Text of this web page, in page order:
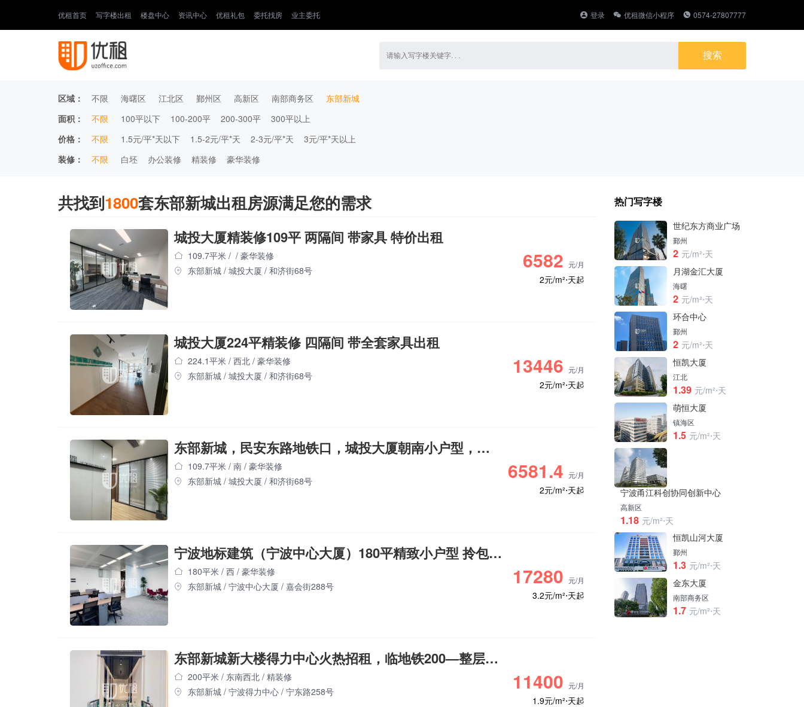
优租首页 写字楼出租 楼盘中心 资讯中心 优租礼包 委托找房 业主委托 登录 优租微信小程序 0574-27807777
区域： 不限 海曙区 江北区 鄞州区 高新区 南部商务区
东部新城
面积：
不限 100平以下 100-200平 200-300平
300平以上
价格：
不限 1.5元/平*天以下 1.5-2元/平*天 2-3元/平*天
3元/平*天以上
装修：
不限 白坯 办公装修 精装修 豪华装修
共找到1800套东部新城出租房源满足您的需求
城投大厦精装修109平 两隔间 带家具 特价出租
109.7平米 / / 豪华装修
东部新城 / 城投大厦 / 和济街68号 6582 元/月
2元/m²⋅天起
城投大厦224平精装修 四隔间 带全套家具出租
224.1平米 / 西北 / 豪华装修
东部新城 / 城投大厦 / 和济街68号 13446 元/月
2元/m²⋅天起
东部新城，民安东路地铁口，城投大厦朝南小户型，带家具拎包办公
109.7平米 / 南 / 豪华装修
东部新城 / 城投大厦 / 和济街68号 6581.4 元/月
2元/m²⋅天起
宁波地标建筑（宁波中心大厦）180平精致小户型 拎包办公
180平米 / 西 / 豪华装修
东部新城 / 宁波中心大厦 / 嘉会街288号 17280 元/月
3.2元/m²⋅天起
东部新城新大楼得力中心火热招租，临地铁200—整层1560平
200平米 / 东南西北 / 精装修
东部新城 / 宁波得力中心 / 宁东路258号 11400 元/月
1.9元/m²⋅天起
热门写字楼
世纪东方商业广场
鄞州
2 元/m²⋅天
月湖金汇大厦
海曙
2 元/m²⋅天
环合中心
鄞州
2 元/m²⋅天
恒凯大厦
江北
1.39 元/m²⋅天
萌恒大厦
镇海区
1.5 元/m²⋅天
宁波甬江科创协同创新中心
高新区
1.18 元/m²⋅天
恒凯山河大厦
鄞州
1.3 元/m²⋅天
金东大厦
南部商务区
1.7 元/m²⋅天